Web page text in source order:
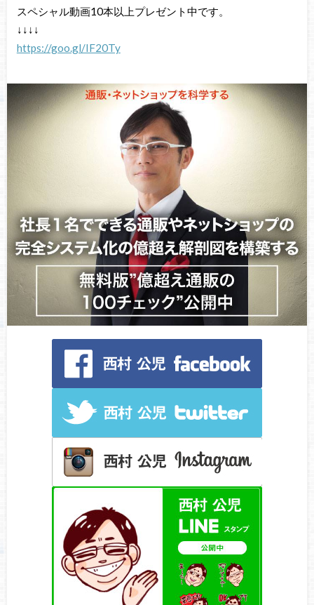
スペシャル動画10本以上プレゼント中です。
↓↓↓↓
https://goo.gl/IF20Ty